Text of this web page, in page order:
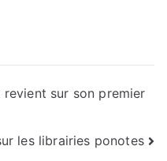
sur son premier
les librairies ponotes